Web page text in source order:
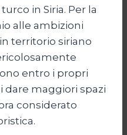
in Siria. Per la
alle ambizioni
territorio siriano
entro i propri
dare maggiori spazi
considerato